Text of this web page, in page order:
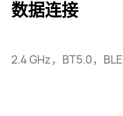
数据连接
2.4 GHz，BT5.0，BLE